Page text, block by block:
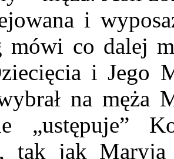
i
mówi co dalej
i Jego
na męża
„ustępuje”
tak jak